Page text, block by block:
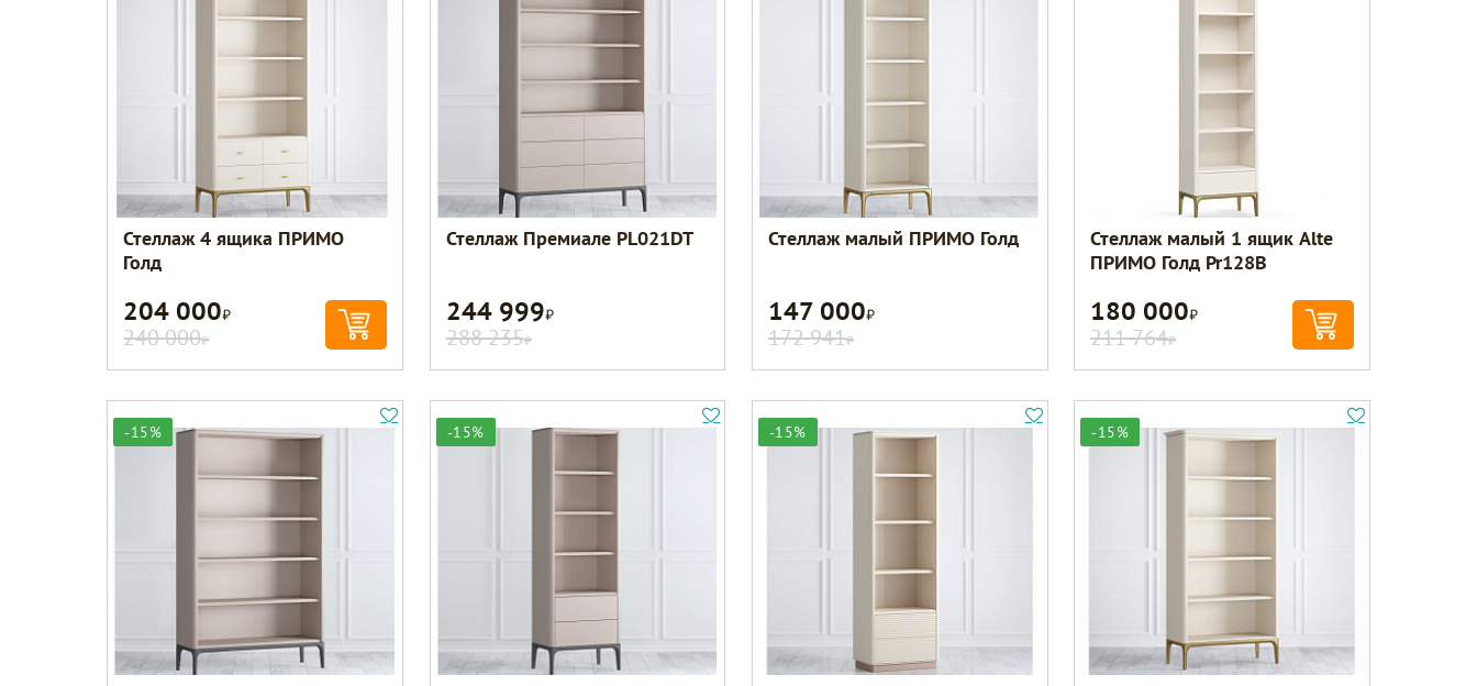
Стеллаж 4 ящика ПРИМО
Голд
204 000Р
240 000Р
Стеллаж Премиале PL021DT
244 999Р
288 235Р
Стеллаж малый ПРИМО Голд
147 000Р
172 941Р
Стеллаж малый 1 ящик Alte
ПРИМО Голд Pr128B
180 000Р
211 764Р
-15% -15% -15% -15%